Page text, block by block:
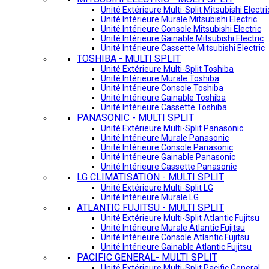
Unité Extérieure Multi-Split Mitsubishi
Unité Intérieure Murale Mitsubishi Electric
Unité Intérieure Console Mitsubishi Electric
Unité Intérieure Gainable Mitsubishi Electric
Unité Intérieure Cassette Mitsubishi Electric
TOSHIBA - MULTI SPLIT
Unité Extérieure Multi-Split Toshiba
Unité Intérieure Murale Toshiba
Unité Intérieure Console Toshiba
Unité Intérieure Gainable Toshiba
Unité Intérieure Cassette Toshiba
PANASONIC - MULTI SPLIT
Unité Extérieure Multi-Split Panasonic
Unité Intérieure Murale Panasonic
Unité Intérieure Console Panasonic
Unité Intérieure Gainable Panasonic
Unité Intérieure Cassette Panasonic
LG CLIMATISATION - MULTI SPLIT
Unité Extérieure Multi-Split LG
Unité Intérieure Murale LG
ATLANTIC FUJITSU - MULTI SPLIT
Unité Extérieure Multi-Split Atlantic Fujitsu
Unité Intérieure Murale Atlantic Fujitsu
Unité Intérieure Console Atlantic Fujitsu
Unité Intérieure Gainable Atlantic Fujitsu
PACIFIC GENERAL- MULTI SPLIT